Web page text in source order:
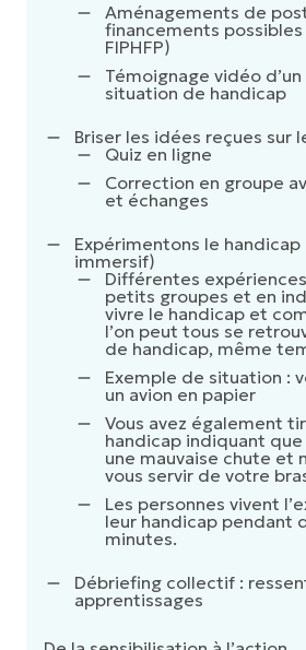
Aménagements de
financements possibles
FIPHFP)
Témoignage vidéo
situation de handicap
Briser les idées reçues sur
Quiz en ligne
Correction en groupe
et échanges
Expérimentons le
immersif)
Différentes
petits groupes et en
vivre le handicap et
l’on peut tous se
de handicap, même
Exemple de situation :
un avion en papier
Vous avez également
handicap indiquant
une mauvaise chute et
vous servir de votre
Les personnes vivent
leur handicap pendant
minutes.
Débriefing collectif :
apprentissages